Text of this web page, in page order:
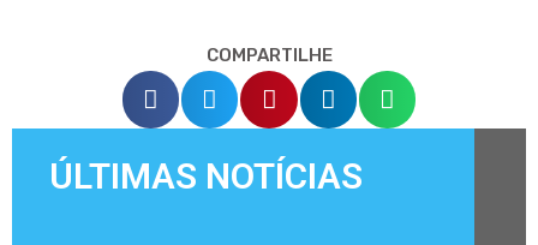
COMPARTILHE
ÚLTIMAS NOTÍCIAS